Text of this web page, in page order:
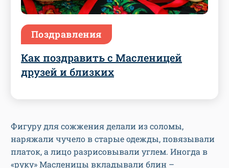
Поздравления
Как поздравить с Масленицей
друзей и близких
Фигуру для сожжения делали из соломы,
наряжали чучело в старые одежды, повязывали
платок, а лицо разрисовывали углем. Иногда в
«руку» Масленицы вкладывали блин –